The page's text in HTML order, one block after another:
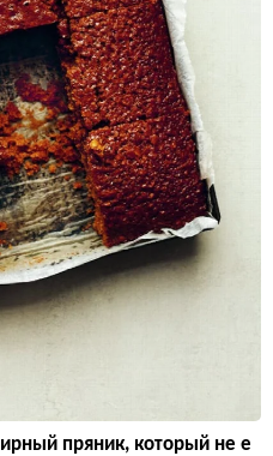
пряник, который не е